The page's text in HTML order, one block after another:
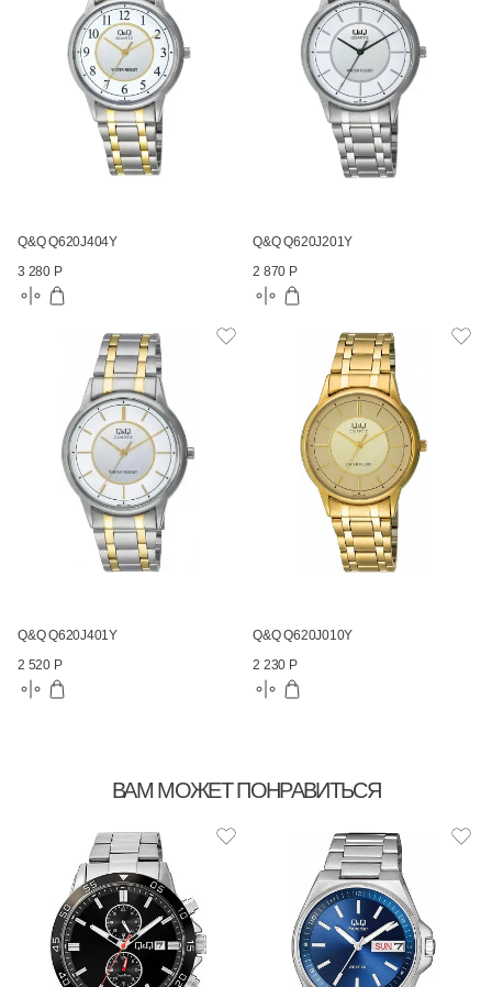
Q&Q Q620J404Y
3 280 Р
Q&Q Q620J201Y
2 870 Р
Q&Q Q620J401Y
2 520 Р
Q&Q Q620J010Y
2 230 Р
ВАМ МОЖЕТ ПОНРАВИТЬСЯ